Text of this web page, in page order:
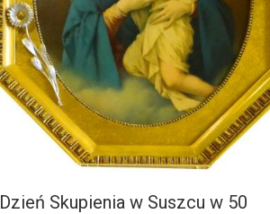
Dzień Skupienia w Suszcu w 50